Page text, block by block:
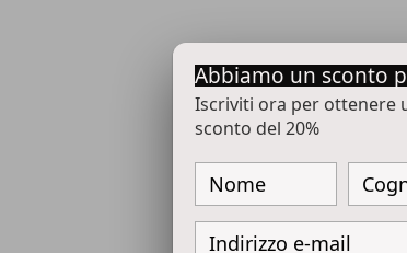
Abbiamo un sconto
Iscriviti ora per ottenere
sconto del 20%